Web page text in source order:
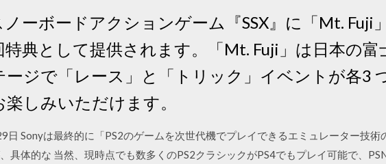
ノーボードアクションゲーム『SSX』に「Mt. Fuji
特典として提供されます。「Mt. Fuji」は日本の
ージで「レース」と「トリック」イベントが各3
楽しみいただけます。
日 Sonyは最終的に「PS2のゲームを次世代機でプレイできるエミュレーター技
具体的な 当然、現時点でも数多くのPS2クラシックがPS4でもプレイ可能で、